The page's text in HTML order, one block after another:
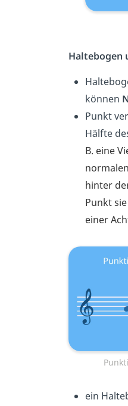
Haltebogen
können
Punkt
Hälfte
B. eine
hinter
Punkt
einer
ein